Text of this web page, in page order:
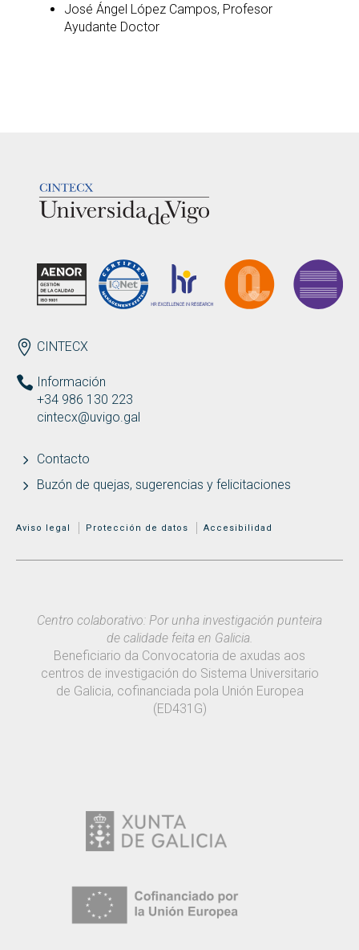
José Ángel López Campos, Profesor
Ayudante Doctor
ENDEREZO ES
CINTECX
Información
+34 986 130 223
cintecx@uvigo.gal
Contacto
Buzón de quejas, sugerencias y felicitaciones
MENÚ ADICIONAL
Aviso legal Protección de datos Accesibilidad
Centro colaborativo: Por unha investigación punteira
de calidade feita en Galicia.
Beneficiario da Convocatoria de axudas aos
centros de investigación do Sistema Universitario
de Galicia, cofinanciada pola Unión Europea
(ED431G)